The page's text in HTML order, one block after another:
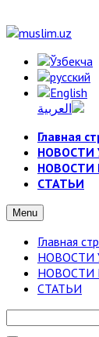
Главная
НОВОСТИ
НОВОСТИ
СТАТЬИ
Menu
Главная
НОВОСТИ
НОВОСТИ
СТАТЬИ